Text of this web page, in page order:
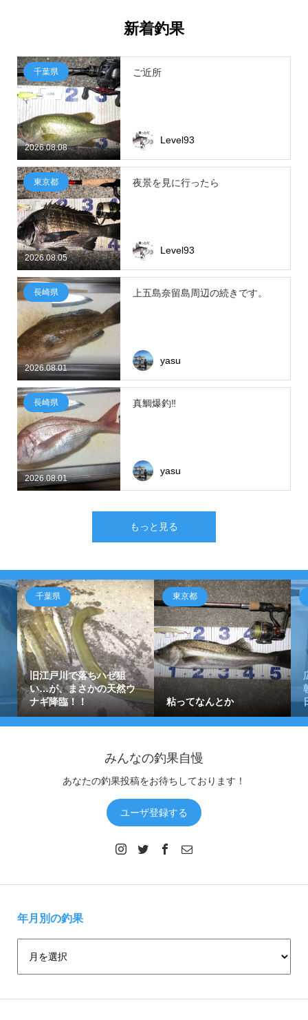
新着釣果
2026.08.08
千葉県 ご近所
Level93
2026.08.05
東京都 夜景を見に行ったら
Level93
2026.08.01
長崎県 上五島奈留島周辺の続きです。
yasu
2026.08.01
長崎県 真鯛爆釣‼
yasu
もっと見る
千葉県
旧江戸川で落ちハゼ狙
い…が、まさかの天然ウ
ナギ降臨！！
東京都
粘ってなんとか
みんなの釣果自慢
あなたの釣果投稿をお待ちしております！
ユーザ登録する
年月別の釣果